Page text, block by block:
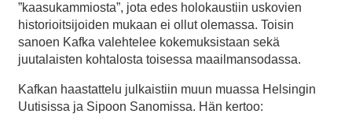
”kaasukammiosta”, jota edes holokaustiin uskovien
historioitsijoiden mukaan ei ollut olemassa. Toisin
sanoen Kafka valehtelee kokemuksistaan sekä
juutalaisten kohtalosta toisessa maailmansodassa.
Kafkan haastattelu julkaistiin muun muassa Helsingin
Uutisissa ja Sipoon Sanomissa. Hän kertoo: